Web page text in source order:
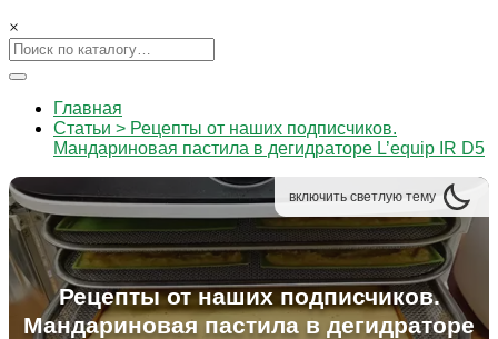
×
Главная
Статьи > Рецепты от наших подписчиков.
Мандариновая пастила в дегидраторе L’equip IR D5
включить светлую тему
Рецепты от наших подписчиков.
Мандариновая пастила в дегидраторе